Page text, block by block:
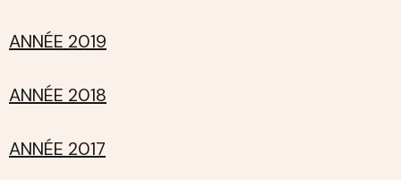
ANNÉE 2019
ANNÉE 2018
ANNÉE 2017